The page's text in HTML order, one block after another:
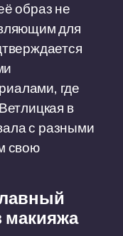
образ не
для
где
в
с разными
свою
макияжа